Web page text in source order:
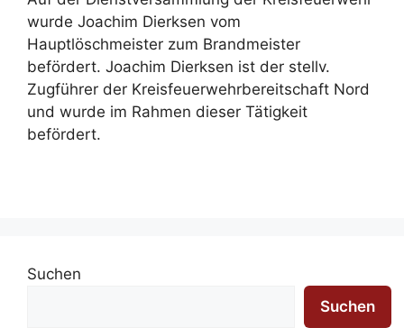
wurde Joachim Dierksen vom
Hauptlöschmeister zum Brandmeister
befördert. Joachim Dierksen ist der stellv.
Zugführer der Kreisfeuerwehrbereitschaft Nord
und wurde im Rahmen dieser Tätigkeit
befördert.
Suchen
Suchen